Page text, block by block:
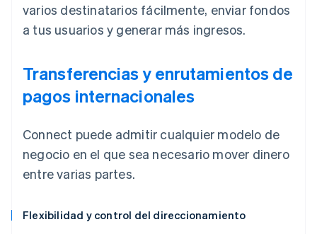
varios destinatarios fácilmente, enviar fondos
a tus usuarios y generar más ingresos.
Transferencias y enrutamientos de
pagos internacionales
Connect puede admitir cualquier modelo de
negocio en el que sea necesario mover dinero
entre varias partes.
Flexibilidad y control del direccionamiento